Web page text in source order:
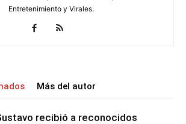
Entretenimiento y Virales.
Más del autor
recibió a reconocidos